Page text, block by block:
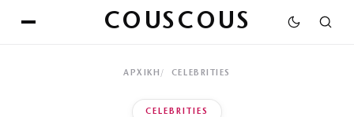
COUSCOUS
ΑΡΧΙΚΉ CELEBRITIES
CELEBRITIES